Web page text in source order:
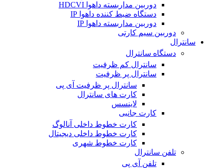
دوربین مداربسته داهوا HDCVI
دستگاه ضبط کننده داهوا IP
دوربین مداربسته داهوا IP
دوربین سیم کارتی
سانترال
دستگاه سانترال
سانترال کم ظرفیت
سانترال پر ظرفیت
سانترال پر ظرفیت آی پی
کارت های سانترال
لاینسس
کارت جانبی
کارت خطوط داخلی آنالوگ
کارت خطوط داخلی دیجیتال
کارت خطوط شهری
تلفن سانترال
تلفن آی پی